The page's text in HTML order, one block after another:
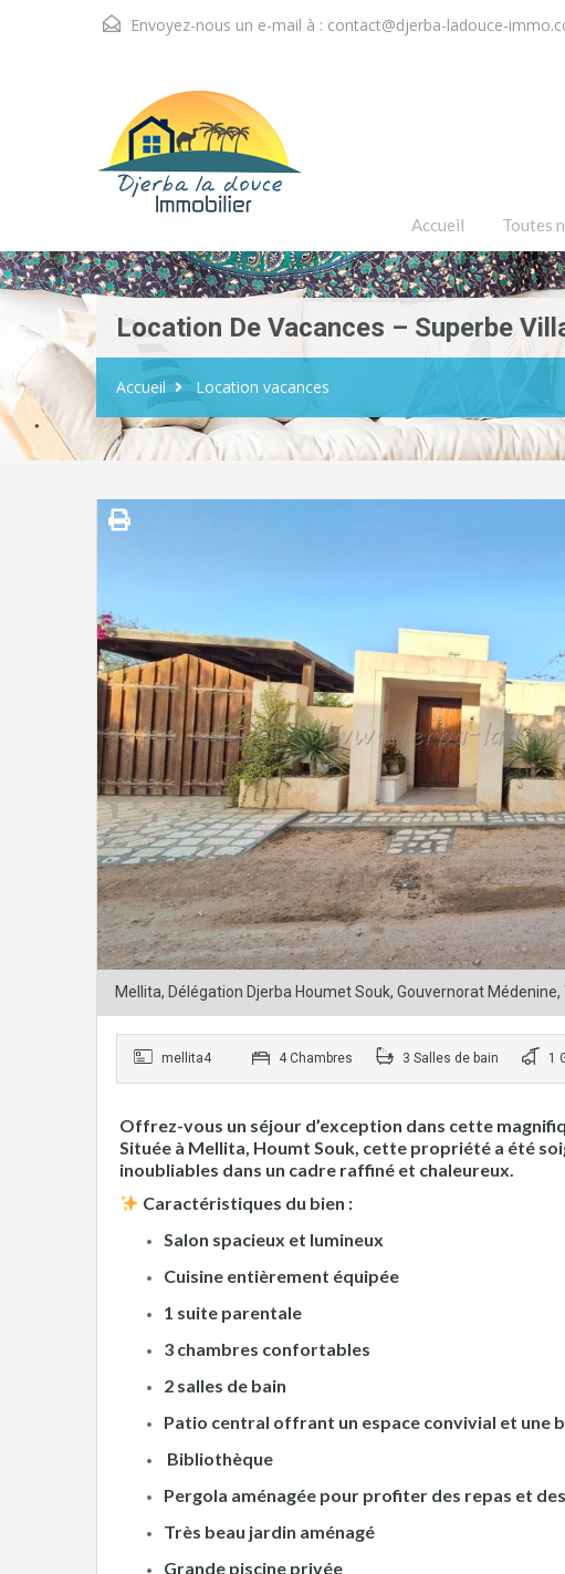
Envoyez-nous un e-mail à : contact@djerba-ladouce-
Accueil Toutes
Location De Vacances – Superbe
Accueil Location vacances
Mellita, Délégation Djerba Houmet Souk, Gouvernorat Médenine,
mellita4 4 Chambres 3 Salles de bain 1
Offrez-vous un séjour d’exception dans cette
Située à Mellita, Houmt Souk, cette propriété a été
inoubliables dans un cadre raffiné et chaleureux.
Caractéristiques du bien :
Salon spacieux et lumineux
Cuisine entièrement équipée
1 suite parentale
3 chambres confortables
2 salles de bain
Patio central offrant un espace convivial et une
Bibliothèque
Pergola aménagée pour profiter des repas et
Très beau jardin aménagé
Grande piscine privée